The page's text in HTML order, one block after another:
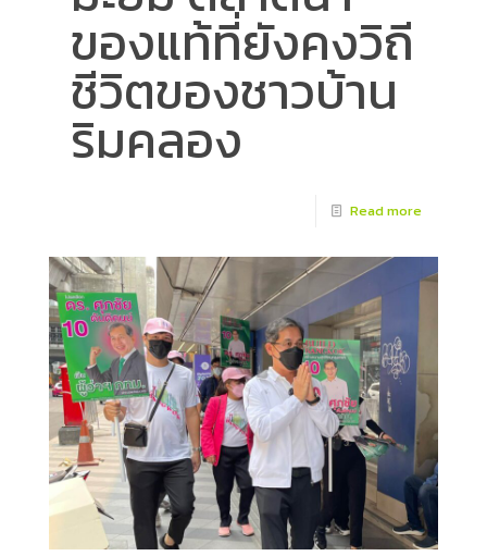
ของแท้ที่ยังคงวิถี
ชีวิตของชาวบ้าน
ริมคลอง
Read more